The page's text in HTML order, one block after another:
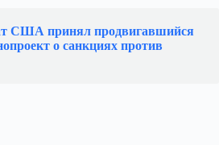
США принял продвигавшийся
о санкциях против